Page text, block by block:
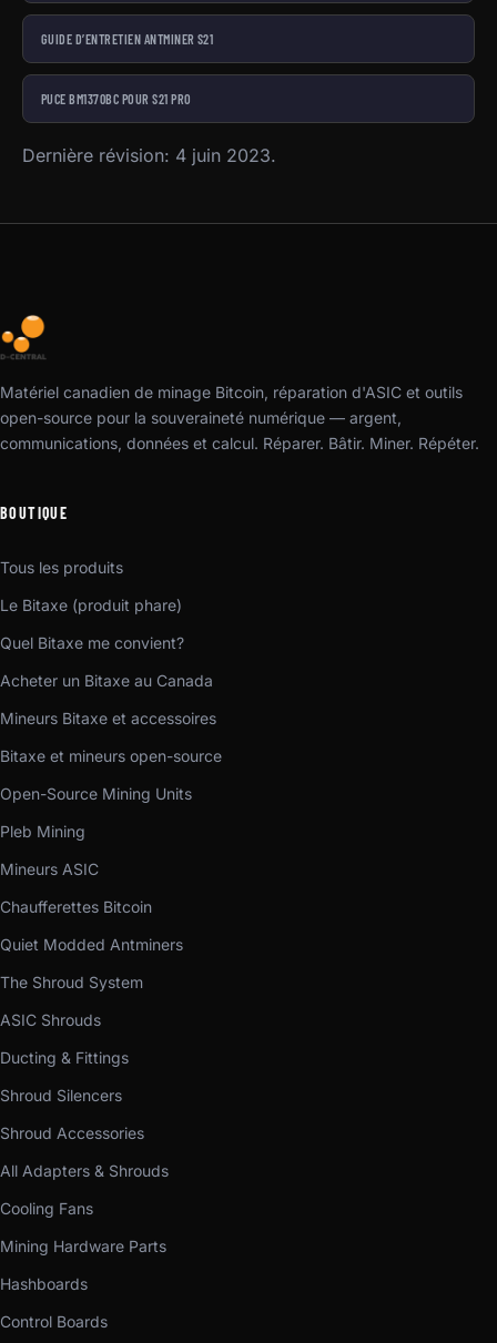
GUIDE D’ENTRETIEN ANTMINER S21
PUCE BM1370BC POUR S21 PRO
Dernière révision: 4 juin 2023.
Matériel canadien de minage Bitcoin, réparation d'ASIC et outils
open-source pour la souveraineté numérique — argent,
communications, données et calcul. Réparer. Bâtir. Miner. Répéter.
BOUTIQUE
Tous les produits
Le Bitaxe (produit phare)
Quel Bitaxe me convient?
Acheter un Bitaxe au Canada
Mineurs Bitaxe et accessoires
Bitaxe et mineurs open-source
Open-Source Mining Units
Pleb Mining
Mineurs ASIC
Chaufferettes Bitcoin
Quiet Modded Antminers
The Shroud System
ASIC Shrouds
Ducting & Fittings
Shroud Silencers
Shroud Accessories
All Adapters & Shrouds
Cooling Fans
Mining Hardware Parts
Hashboards
Control Boards